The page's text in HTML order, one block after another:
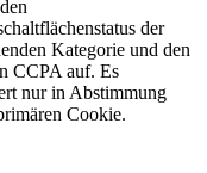
der
Kategorie und den
CCPA auf. Es
nur in Abstimmung
Cookie.